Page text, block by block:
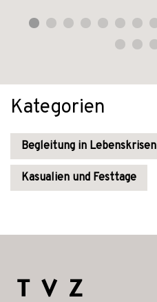
Kategorien
Begleitung in Lebenskrisen
Kasualien und Festtage